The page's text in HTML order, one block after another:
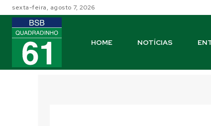
sexta-feira, agosto 7, 2026
HOME NOTÍCIAS